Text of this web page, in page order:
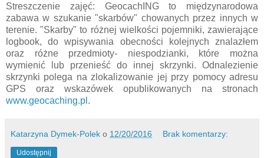
Streszczenie zajęć: GeocachING to międzynarodowa
zabawa w szukanie "skarbów" chowanych przez innych w
terenie. "Skarby" to różnej wielkości pojemniki, zawierające
logbook, do wpisywania obecności kolejnych znalazłem
oraz różne przedmioty- niespodzianki, które można
wymienić lub przenieść do innej skrzynki. Odnalezienie
skrzynki polega na zlokalizowanie jej przy pomocy adresu
GPS oraz wskazówek opublikowanych na stronach
www.geocaching.pl .
Katarzyna Dymek-Polek o 12/20/2016 Brak komentarzy:
Udostępnij